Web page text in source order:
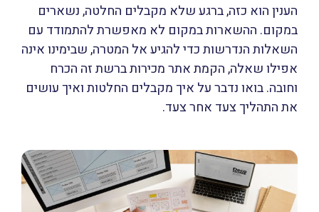
הענין הוא כזה, ברגע שלא מקבלים החלטה, נשארים
במקום. ההשארות במקום לא מאפשרת להתמודד עם
השאלות הנדרשות כדי להגיע אל המטרה, שבימינו אינה
אפילו שאלה, הקמת אתר מכירות ברשת זה הכרח
וחובה. בואו נדבר על איך מקבלים החלטות ואיך עושים
את התהליך צעד אחר צעד.